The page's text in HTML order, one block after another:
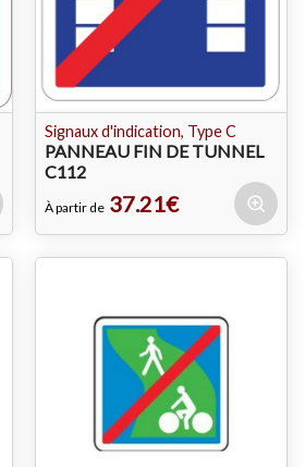
Signaux d'indication, Type C
PANNEAU FIN DE TUNNEL
C112
À partir de37.21€